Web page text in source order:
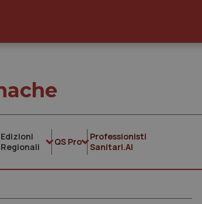
Edizioni
Regionali
QS Pro
Professionisti
Sanitari.AI